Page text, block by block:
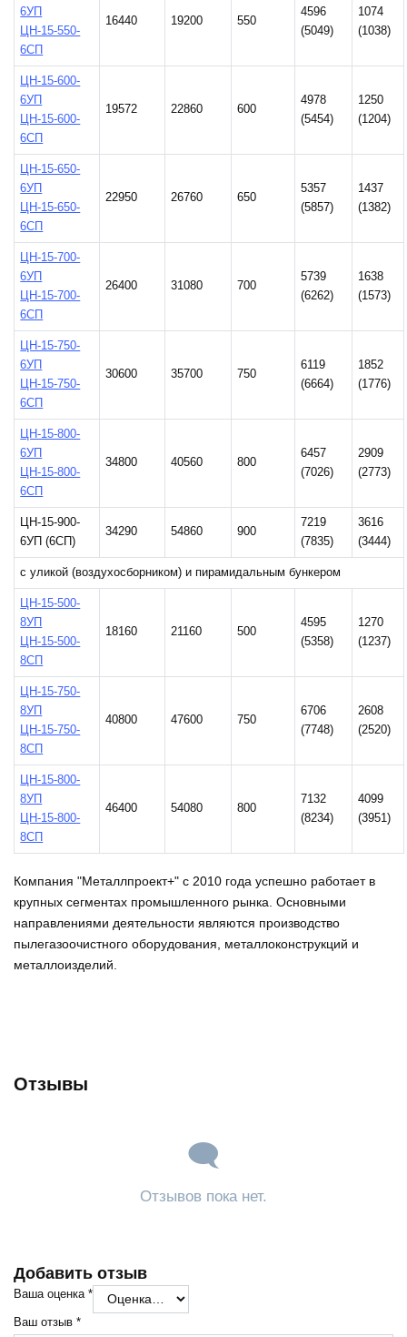
6УП
ЦН-15-550-
6СП
16440 19200 550
4596
(5049)
1074
(1038)
ЦН-15-600-
6УП
ЦН-15-600-
6СП
19572 22860 600
4978
(5454)
1250
(1204)
ЦН-15-650-
6УП
ЦН-15-650-
6СП
22950 26760 650
5357
(5857)
1437
(1382)
ЦН-15-700-
6УП
ЦН-15-700-
6СП
26400 31080 700
5739
(6262)
1638
(1573)
ЦН-15-750-
6УП
ЦН-15-750-
6СП
30600 35700 750
6119
(6664)
1852
(1776)
ЦН-15-800-
6УП
ЦН-15-800-
6СП
34800 40560 800
6457
(7026)
2909
(2773)
ЦН-15-900-
6УП (6СП)
34290 54860 900
7219
(7835)
3616
(3444)
с уликой (воздухосборником) и пирамидальным бункером
ЦН-15-500-
8УП
ЦН-15-500-
8СП
18160 21160 500
4595
(5358)
1270
(1237)
ЦН-15-750-
8УП
ЦН-15-750-
8СП
40800 47600 750
6706
(7748)
2608
(2520)
ЦН-15-800-
8УП
ЦН-15-800-
8СП
46400 54080 800
7132
(8234)
4099
(3951)
Компания "Металлпроект+" с 2010 года успешно работает в
крупных сегментах промышленного рынка. Основными
направлениями деятельности являются производство
пылегазоочистного оборудования, металлоконструкций и
металлоизделий.
Отзывы
Отзывов пока нет.
Добавить отзыв
Ваша оценка *
Ваш отзыв *